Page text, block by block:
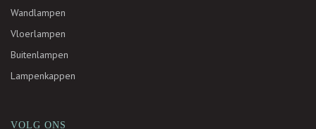
Wandlampen
Vloerlampen
Buitenlampen
Lampenkappen
VOLG ONS